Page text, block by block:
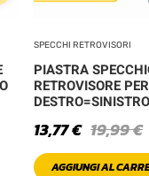
SPECCHI RETROVISORI
PIASTRA
RETROVISORE
DESTRO=SINISTRO
19,99€
13,77€
AGGIUNGI AL